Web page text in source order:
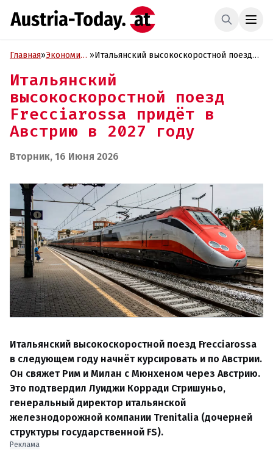
Главная»Экономика »Итальянский высокоскоростной поезд
году
Итальянский
высокоскоростной поезд
Frecciarossa придёт в
Австрию в 2027 году
Вторник, 16 Июня 2026
Итальянский высокоскоростной поезд Frecciarossa
в следующем году начнёт курсировать и по Австрии.
Он свяжет Рим и Милан с Мюнхеном через Австрию.
Это подтвердил Луиджи Корради Стришуньо,
генеральный директор итальянской
железнодорожной компании Trenitalia (дочерней
структуры государственной FS).
Реклама